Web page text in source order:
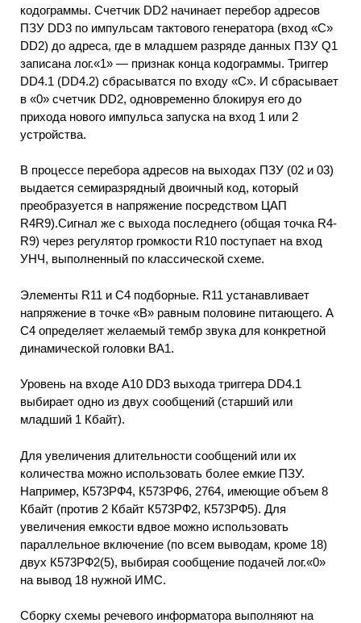
кодограммы. Счетчик DD2 начинает перебор адресов
ПЗУ DD3 по импульсам тактового генератора (вход «С»
DD2) до адреса, где в младшем разряде данных ПЗУ Q1
записана лог.«1» — признак конца кодограммы. Триггер
DD4.1 (DD4.2) сбрасыватся по входу «С». И сбрасывает
в «0» счетчик DD2, одновременно блокируя его до
прихода нового импульса запуска на вход 1 или 2
устройства.
В процессе перебора адресов на выходах ПЗУ (02 и 03)
выдается семиразрядный двоичный код, который
преобразуется в напряжение посредством ЦАП
R4R9).Сигнал же с выхода последнего (общая точка R4-
R9) через регулятор громкости R10 поступает на вход
УНЧ, выполненный по классической схеме.
Элементы R11 и С4 подборные. R11 устанавливает
напряжение в точке «В» равным половине питающего. А
С4 определяет желаемый тембр звука для конкретной
динамической головки ВА1.
Уровень на входе А10 DD3 выхода триггера DD4.1
выбирает одно из двух сообщений (старший или
младший 1 Кбайт).
Для увеличения длительности сообщений или их
количества можно использовать более емкие ПЗУ.
Например, К573РФ4, К573РФ6, 2764, имеющие объем 8
Кбайт (против 2 Кбайт К573РФ2, К573РФ5). Для
увеличения емкости вдвое можно использовать
параллельное включение (по всем выводам, кроме 18)
двух К573РФ2(5), выбирая сообщение подачей лог.«0»
на вывод 18 нужной ИМС.
Сборку схемы речевого информатора выполняют на